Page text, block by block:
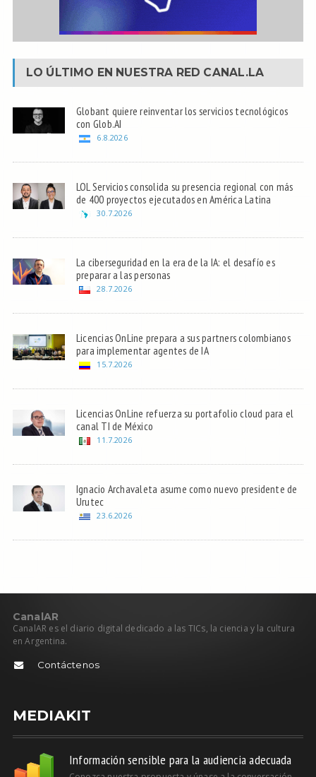
LO ÚLTIMO EN NUESTRA RED CANAL.LA
Globant quiere reinventar los servicios tecnológicos
con Glob.AI
6.8.2026
LOL Servicios consolida su presencia regional con más
de 400 proyectos ejecutados en América Latina
30.7.2026
La ciberseguridad en la era de la IA: el desafío es
preparar a las personas
28.7.2026
Licencias OnLine prepara a sus partners colombianos
para implementar agentes de IA
15.7.2026
Licencias OnLine refuerza su portafolio cloud para el
canal TI de México
11.7.2026
Ignacio Archavaleta asume como nuevo presidente de
Urutec
23.6.2026
CanalAR
CanalAR es el diario digital dedicado a las TICs, la ciencia y la cultura
en Argentina.
Contáctenos
MEDIAKIT
Información sensible para la audiencia adecuada